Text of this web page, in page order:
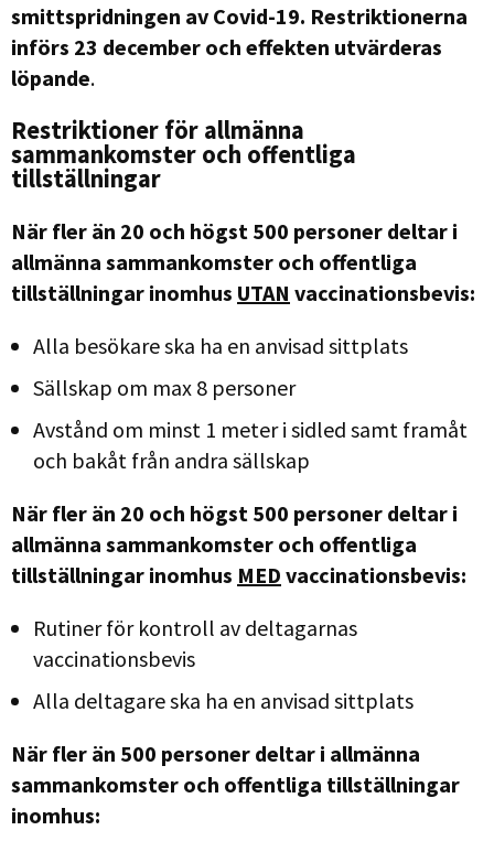
smittspridningen av Covid-19. Restriktionerna
införs 23 december och effekten utvärderas
löpande.
Restriktioner för allmänna
sammankomster och offentliga
tillställningar
När fler än 20 och högst 500 personer deltar i
allmänna sammankomster och offentliga
tillställningar inomhus UTAN vaccinationsbevis:
Alla besökare ska ha en anvisad sittplats
Sällskap om max 8 personer
Avstånd om minst 1 meter i sidled samt framåt
och bakåt från andra sällskap
När fler än 20 och högst 500 personer deltar i
allmänna sammankomster och offentliga
tillställningar inomhus MED vaccinationsbevis:
Rutiner för kontroll av deltagarnas
vaccinationsbevis
Alla deltagare ska ha en anvisad sittplats
När fler än 500 personer deltar i allmänna
sammankomster och offentliga tillställningar
inomhus: